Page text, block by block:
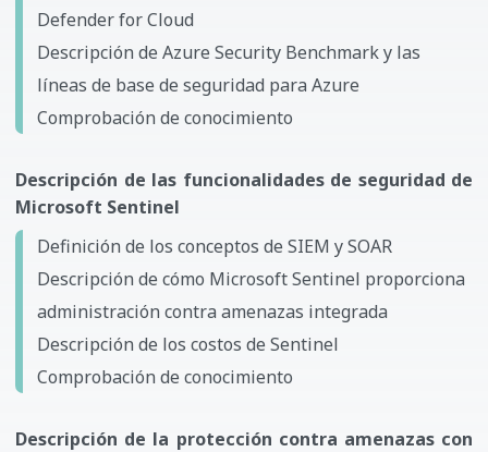
Defender for Cloud
Descripción de Azure Security Benchmark y las
líneas de base de seguridad para Azure
Comprobación de conocimiento
Descripción de las funcionalidades de seguridad de
Microsoft Sentinel
Definición de los conceptos de SIEM y SOAR
Descripción de cómo Microsoft Sentinel proporciona
administración contra amenazas integrada
Descripción de los costos de Sentinel
Comprobación de conocimiento
Descripción de la protección contra amenazas con